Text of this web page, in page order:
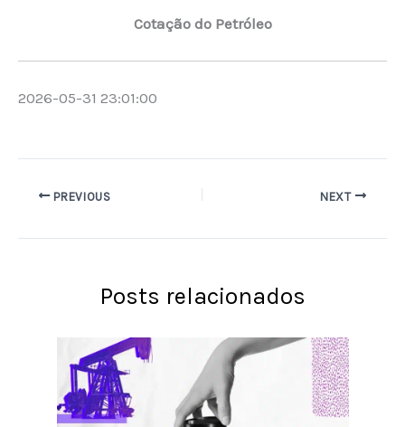
Cotação do Petróleo
2026-05-31 23:01:00
PREVIOUS NEXT
Posts relacionados